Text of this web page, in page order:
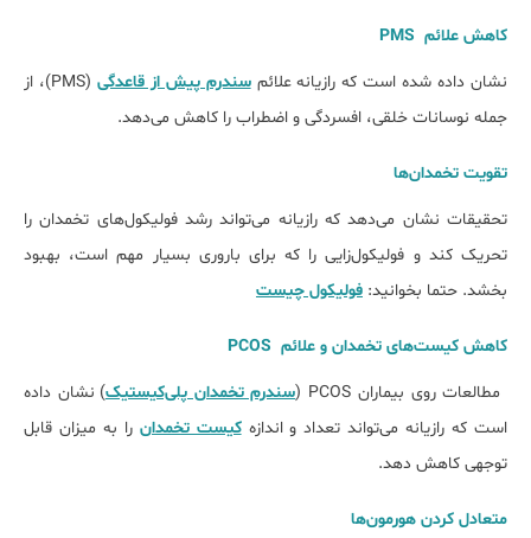
کاهش علائم PMS
نشان داده شده است که رازیانه علائمسندرم پیش از قاعدگی
(PMS)، از
جمله نوسانات خلقی، افسردگی و اضطراب را کاهش می‌دهد.
تقویت تخمدان‌ها
تحقیقات نشان می‌دهد که رازیانه می‌تواند رشد فولیکول‌های تخمدان را
تحریک کند و فولیکول‌زایی را که برای باروری بسیار مهم است، بهبود
بخشد. حتما بخوانید: فولیکول چیست
کاهش کیست‌های تخمدان و علائم PCOS
مطالعات روی بیماران PCOS ( سندرم تخمدان پلی‌کیستیک) نشان داده
است که رازیانه می‌تواند تعداد و اندازهکیست تخمدان را به میزان قابل
توجهی کاهش دهد.
متعادل کردن هورمون‌ها